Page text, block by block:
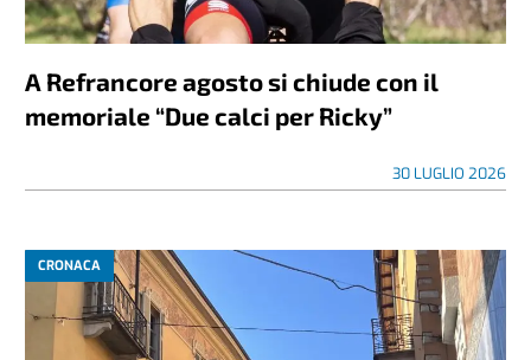
A Refrancore agosto si chiude con il
memoriale “Due calci per Ricky”
30 LUGLIO 2026
CRONACA